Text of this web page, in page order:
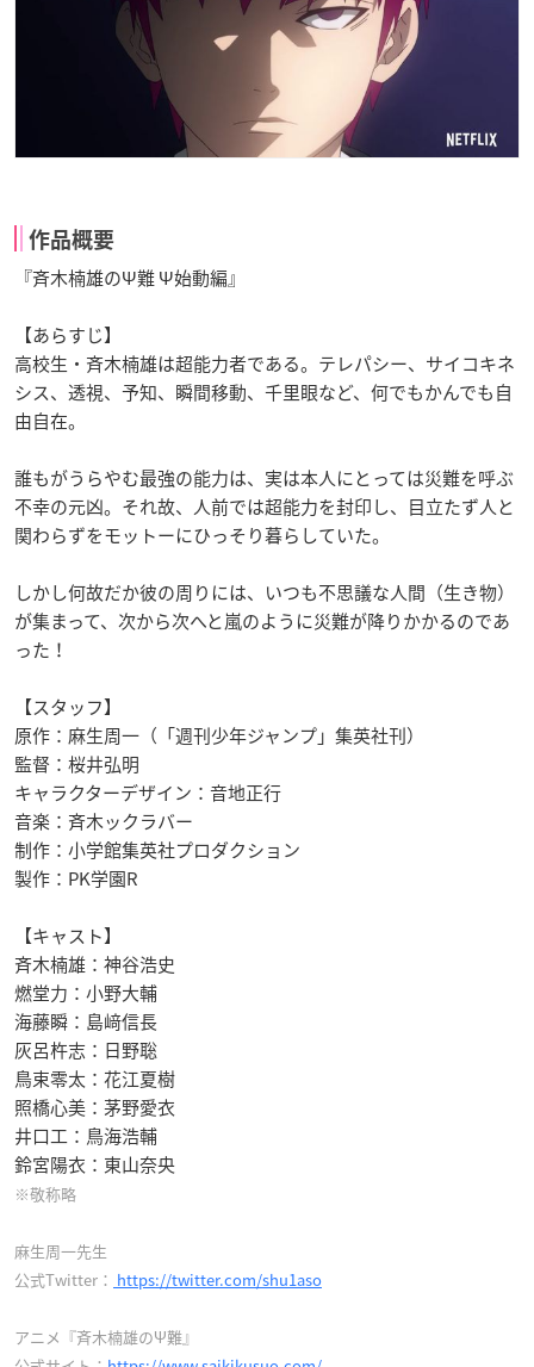
作品概要
『斉木楠雄のΨ難 Ψ始動編』
【あらすじ】
高校生・斉木楠雄は超能力者である。テレパシー、サイコキネ
シス、透視、予知、瞬間移動、千里眼など、何でもかんでも自
由自在。
誰もがうらやむ最強の能力は、実は本人にとっては災難を呼ぶ
不幸の元凶。それ故、人前では超能力を封印し、目立たず人と
関わらずをモットーにひっそり暮らしていた。
しかし何故だか彼の周りには、いつも不思議な人間（生き物）
が集まって、次から次へと嵐のように災難が降りかかるのであ
った！
【スタッフ】
原作：麻生周一（「週刊少年ジャンプ」集英社刊）
監督：桜井弘明
キャラクターデザイン：音地正行
音楽：斉木ックラバー
制作：小学館集英社プロダクション
製作：PK学園R
【キャスト】
斉木楠雄：神谷浩史
燃堂力：小野大輔
海藤瞬：島﨑信長
灰呂杵志：日野聡
鳥束零太：花江夏樹
照橋心美：茅野愛衣
井口工：鳥海浩輔
鈴宮陽衣：東山奈央
※敬称略
麻生周一先生
公式Twitter： https://twitter.com/shu1aso
アニメ『斉木楠雄のΨ難』